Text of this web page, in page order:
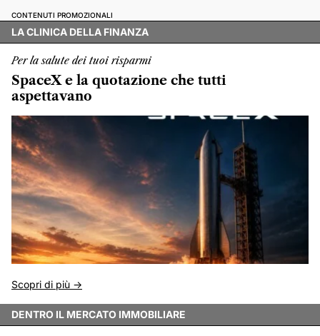
CONTENUTI PROMOZIONALI
LA CLINICA DELLA FINANZA
Per la salute dei tuoi risparmi
SpaceX e la quotazione che tutti
aspettavano
Scopri di più ->
DENTRO IL MERCATO IMMOBILIARE